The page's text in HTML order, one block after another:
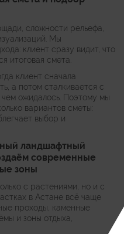
сложности рельефа,
Мы
клиент сразу видит, что
итоговая смета.
клиент сначала
а потом сталкивается с
ожидалось. Поэтому мы
вариантов сметы:
выбор и
ландшафтный
современные
зоны
с растениями, но и с
в Астане всё чаще
проходы, каменные
и зоны отдыха,